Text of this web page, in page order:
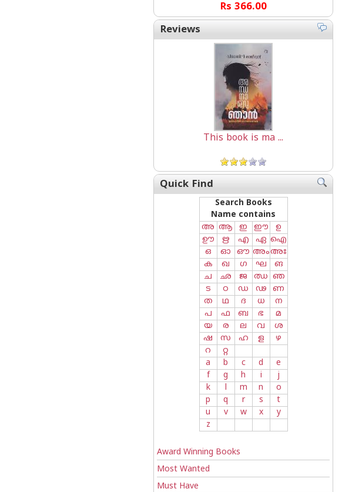
Rs 366.00
Reviews
This book is ma ...
Quick Find
Search Books
Name contains
അ ആ ഇ ഈ
ഉ
ഊ
ഋ എ ഏ ഐ
ഒ
ഓ ഔ അംഅഃ
ക
ഖ ഗ ഘ
ങ
ച
ഛ ജ ഝ ഞ
ട
ഠ ഡ ഢ
ണ
ത
ഥ ദ ധ
ന
പ
ഫ ബ ഭ
മ
യ
ര ല വ
ശ
ഷ
സ ഹ ള
ഴ
റ
റ്റ
a
b c d
e
f
g h i
j
k
l m n
o
p
q r s
t
u
v w x
y
z
Award Winning Books
Most Wanted
Must Have